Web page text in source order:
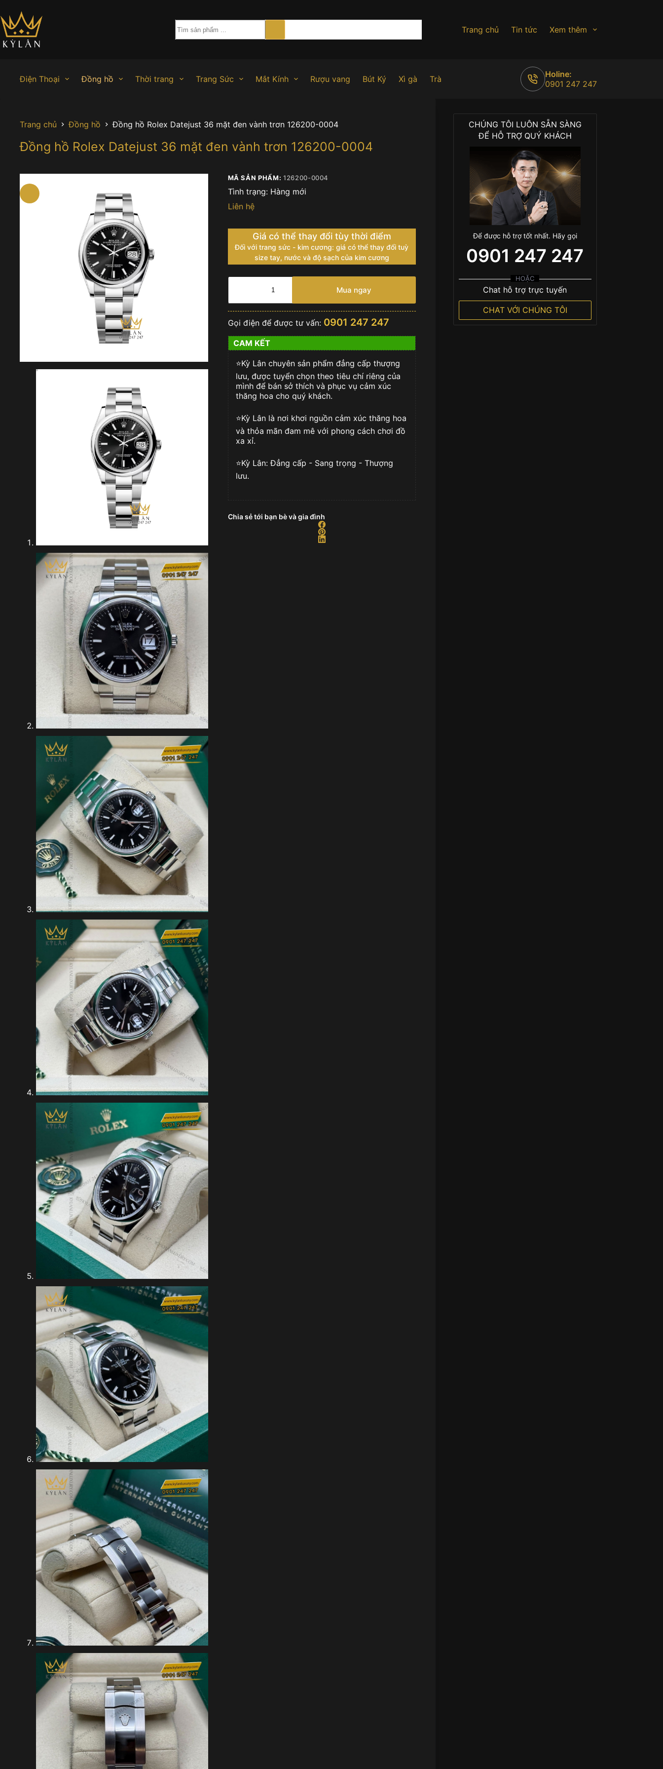
đến
phần
nội
dung
Trang chủ Tin tức Xem thêm
Điện Thoại Đồng hồ Thời trang Trang Sức Mắt Kính Rượu vang Bút Ký Xì gà Trà
Holine:
0901 247 247
Trang chủ Đồng hồ Đồng hồ Rolex Datejust 36 mặt đen vành trơn 126200-0004
Đồng hồ Rolex Datejust 36 mặt đen vành trơn 126200-0004
MÃ SẢN PHẨM: 126200-0004
Tình trạng: Hàng mới
Liên hệ
Giá có thể thay đổi tùy thời điểm
Đối với trang sức - kim cương: giá có thể thay đổi tuỳ
size tay, nước và độ sạch của kim cương
Đồng
36
mặt
đen
vành
126200-
0004
lượng
Mua ngay
Gọi điện để được tư vấn: 0901 247 247
CAM KẾT
⭐️Kỳ Lân chuyên sản phẩm đẳng cấp thượng
lưu, được tuyển chọn theo tiêu chí riêng của
mình để bán sở thích và phục vụ cảm xúc
thăng hoa cho quý khách.
⭐️Kỳ Lân là nơi khơi nguồn cảm xúc thăng hoa
và thỏa mãn đam mê với phong cách chơi đồ
xa xỉ.
⭐️Kỳ Lân: Đẳng cấp - Sang trọng - Thượng
lưu.
Chia sẻ tới bạn bè và gia đình
CHÚNG TÔI LUÔN SẴN SÀNG
ĐỂ HỖ TRỢ QUÝ KHÁCH
Để được hỗ trợ tốt nhất. Hãy gọi
0901 247 247
HOẶC
Chat hỗ trợ trực tuyến
CHAT VỚI CHÚNG TÔI